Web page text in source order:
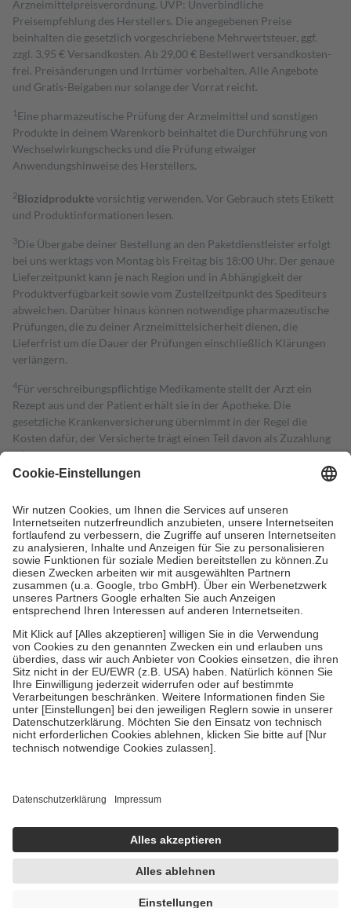
Arzneimittelpreisverordnung. UVP: Unverbindliche
Preisempfehlung des Herstellers. Die angegebenen Preise
beinhalten die gesetzlich vorgeschriebene Mehrwertsteuer, ggf.
zzgl. 3,95 € Versandkosten. Ab 29,00 € Bestell­wert versand­kosten­
frei. Preisänderungen und Irrtümer vorbehalten. Alle Angebote
und Gratis-Beigaben nur solange der Vorrat reicht.
1 Eine pharmazeutische Prüfung der Arzneimittel und sonstigen
Produkte in deinem Warenkorb beinhaltet die Durchführung von
Wechselwirkungschecks und die Prüfung etwaiger
Anwendungshinweise des Herstellers.
2Biozidproduktevorsichtig verwenden. Vor Gebrauch stets Etikett
und Produktinformationen lesen.
3Die Übergabe deiner Bestellung an den Paketdienstleister erfolgt
bei uns werktags von Montag bis Freitag bis 18:00 Uhr. Der genaue
Lieferzeitpunkt kann je nach Region und in Abhängigkeit der
Produktverfügbarkeit sowie vom Zustellzeitpunkt des Spediteurs
abweichen. Darüber hinaus können notwendige pharmazeutische
Prüfungen, die zu deiner Arzneimittelsicherheit dienen, die
Lieferfrist um die Dauer der Prüfungen einschließlich Klärungen
verlängern.
4Für verschreibungspflichtige Medikamente stellt der Arzt ein
Rezept aus und der Patient erhält sie in der Apotheke. Die
gesetzliche Krankenversicherung übernimmt in der Regel die
Kosten dafür, der Versicherte trägt einen Teil davon als Zuzahlung
mit.
Grundsätzlich leisten Mitglieder Zuzahlungen in Höhe von zehn
höchstens zehn Euro.
Es sind jedoch nie mehr als die tatsächlichen
Kosten der Leistung zu entrichten.
Diese Regeln gelten grundsätzlich auch für Online-Apotheken.
Bei Heilmitteln und häuslicher Krankenpflege beträgt die
Zuzahlung zehn Prozent der Kosten sowie zehn Euro je
Verordnung.
Um das Engagement der Versicherten für ihre eigene Gesundheit zu
stärken und die besondere Stellung der Familie zu unterstützen,
fallenkeine Zuzahlungenan bei:
• Kindern und Jugendlichen bis zum vollendeten 18. Lebensjahr
mit Ausnahme der Fahrkosten
• Untersuchungen zur Vorsorge und Früherkennung, die von der
GKV getragen werden
• empfohlenen Schutzimpfungen
• Harn- und Blutteststreifen
getroffen, um sicherzustellen, dass es sich um echte Bewertungen
https://help.etrusted.com/hc/de/articles/4419944605341
Einige Bilder und Inhalte wurden unter Zuhilfenahme künstlicher